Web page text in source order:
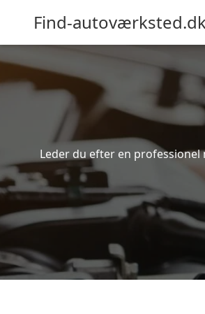
Find-
Leder du efter en